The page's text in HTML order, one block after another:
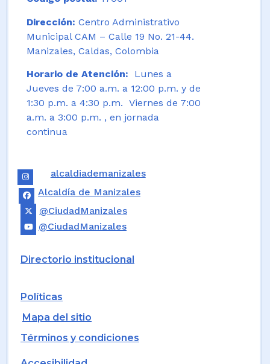
Dirección: Centro Administrativo
Municipal CAM – Calle 19 No. 21-44.
Manizales, Caldas, Colombia
Horario de Atención: Lunes a
Jueves de 7:00 a.m. a 12:00 p.m. y de
1:30 p.m. a 4:30 p.m. Viernes de 7:00
a.m. a 3:00 p.m. , en jornada
continua
alcaldiademanizales
Alcaldía de Manizales
@CiudadManizales
@CiudadManizales
Directorio institucional
Políticas
Mapa del sitio
Términos y condiciones